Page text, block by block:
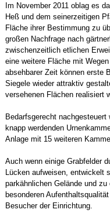
Im November 2011 oblag es
Heß und dem seinerzeitigen
Fläche ihrer Bestimmung zu
großen Nachfrage nach
zwischenzeitlich etlichen
eine weitere Fläche mit
absehbarer Zeit können erste
Siegele wieder attraktiv
versehenen Flächen realisiert
Bedarfsgerecht
knapp werdenden
Anlage mit 15 weiteren
Auch wenn einige Grabfelder
Lücken aufweisen, entwickelt
parkähnlichen Gelände und
besonderen
Besucher der Einrichtung.